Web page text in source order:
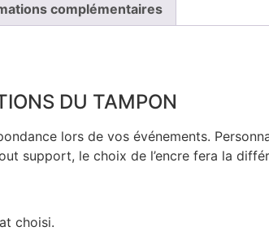
complémentaires
DU TAMPON
lors de vos événements.
support, le choix de l’encre fera la
choisi.